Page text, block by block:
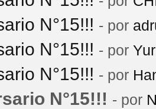
N°15!!! - por
N°15!!! - por
N°15!!! - por
N°15!!! - por